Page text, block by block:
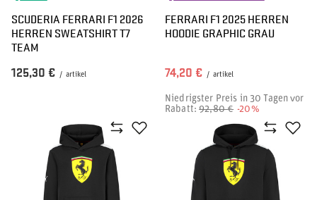
SCUDERIA FERRARI F1 2026
HERREN SWEATSHIRT T7
TEAM
125,30 € / artikel
FERRARI F1 2025 HERREN
HOODIE GRAPHIC GRAU
74,20 € / artikel
Niedrigster Preis in 30 Tagen vor
Rabatt:92,80 € -20%